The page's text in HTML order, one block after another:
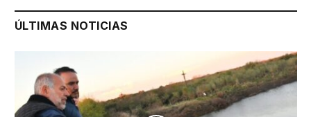
ÚLTIMAS NOTICIAS